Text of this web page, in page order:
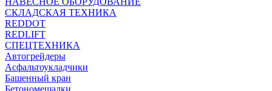
СКЛАДСКАЯ ТЕХНИКА
REDDOT
REDLIFT
СПЕЦТЕХНИКА
Автогрейдеры
Асфальтоукладчики
Башенный кран
Бетономешалки